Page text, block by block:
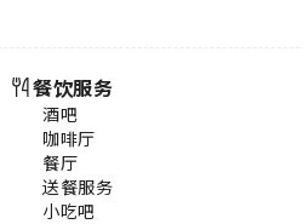
餐饮服务
酒吧
咖啡厅
餐厅
送餐服务
小吃吧